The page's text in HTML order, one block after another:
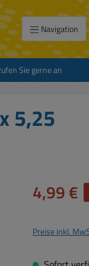
Navigation
Sie gerne an
5,25
Verkaufspreis:
4,99 €
Preise inkl.